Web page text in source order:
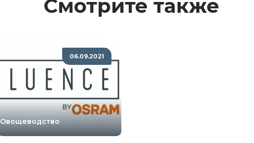
Смотрите также
06.09.2021
Овощеводство